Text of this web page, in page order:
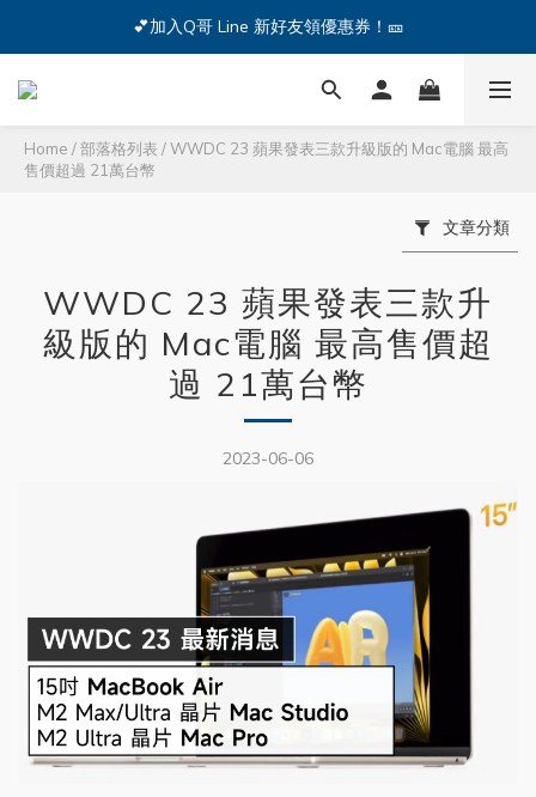
🔥iPhone 17 全系列熱銷中🔥點我購買 — !
💕加入Q哥 Line 新好友領優惠券！🎫
🔥iPhone 17 全系列熱銷中🔥點我購買 — !
Home /部落格列表 /WWDC 23 蘋果發表三款升級版的 Mac電腦 最高
售價超過 21萬台幣
文章分類
WWDC 23 蘋果發表三款升
級版的 Mac電腦 最高售價超
過 21萬台幣
2023-06-06